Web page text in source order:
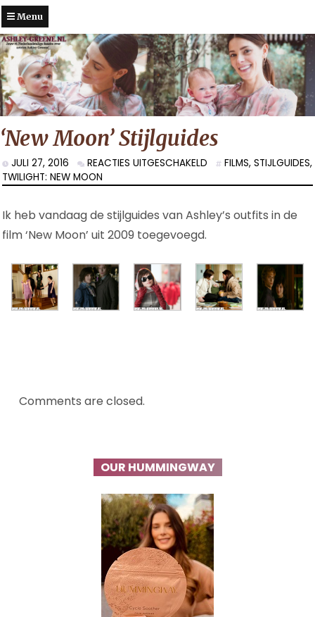
Menu
‘New Moon’ Stijlguides
JULI 27, 2016 REACTIES UITGESCHAKELD VOOR
MOON’
FILMS, STIJLGUIDES,
TWILIGHT: NEW MOON
Ik heb vandaag de stijlguides van Ashley’s outfits in de
film ‘New Moon’ uit 2009 toegevoegd.
Comments are closed.
OUR HUMMINGWAY